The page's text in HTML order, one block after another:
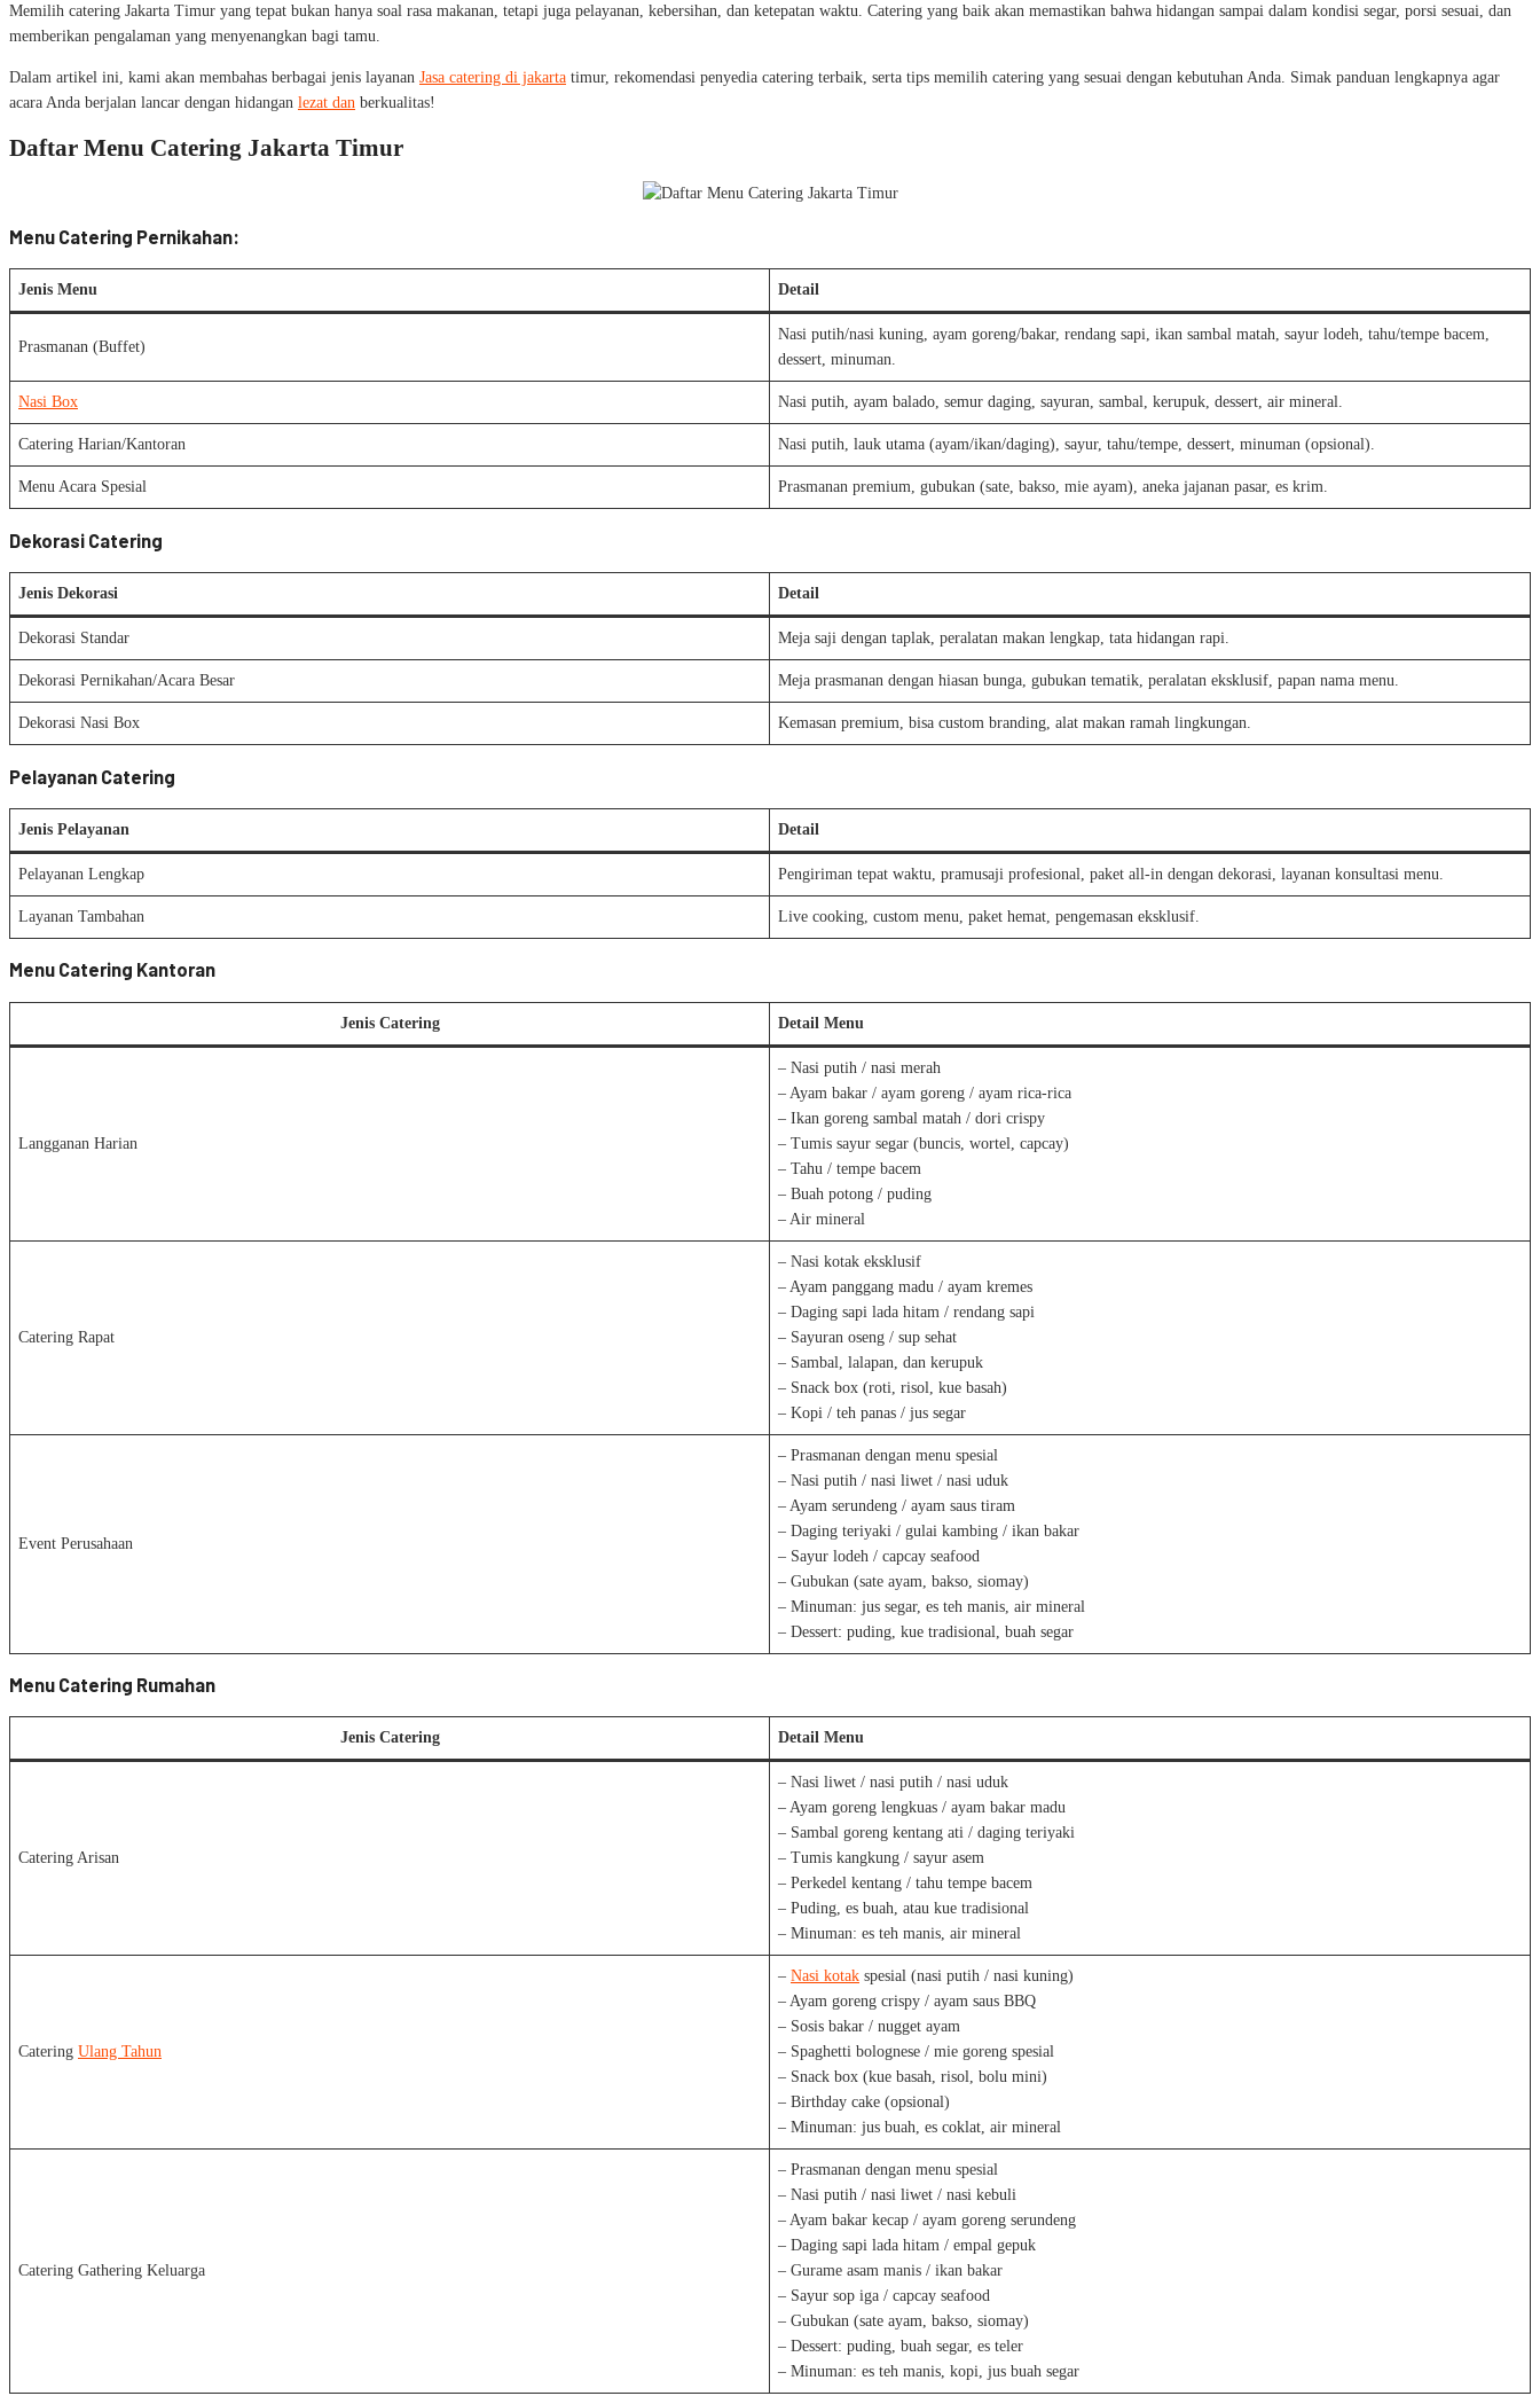
Memilih catering Jakarta Timur yang tepat bukan hanya soal rasa makanan, tetapi juga pelayanan, kebersihan, dan ketepatan waktu. Catering yang baik akan memastikan bahwa hidangan sampai dalam kondisi segar, porsi sesuai, dan
memberikan pengalaman yang menyenangkan bagi tamu.
Dalam artikel ini, kami akan membahas berbagai jenis layanan Jasa catering di jakarta timur, rekomendasi penyedia catering terbaik, serta tips memilih catering yang sesuai dengan kebutuhan Anda. Simak panduan lengkapnya agar
acara Anda berjalan lancar dengan hidangan lezat dan berkualitas!
Daftar Menu Catering Jakarta Timur
Menu Catering Pernikahan:
Jenis Menu Detail
Prasmanan (Buffet)
Nasi putih/nasi kuning, ayam goreng/bakar, rendang sapi, ikan sambal matah, sayur lodeh, tahu/tempe bacem,
dessert, minuman.
Nasi Box Nasi putih, ayam balado, semur daging, sayuran, sambal, kerupuk, dessert, air mineral.
Catering Harian/Kantoran Nasi putih, lauk utama (ayam/ikan/daging), sayur, tahu/tempe, dessert, minuman (opsional).
Menu Acara Spesial Prasmanan premium, gubukan (sate, bakso, mie ayam), aneka jajanan pasar, es krim.
Dekorasi Catering
Jenis Dekorasi Detail
Dekorasi Standar Meja saji dengan taplak, peralatan makan lengkap, tata hidangan rapi.
Dekorasi Pernikahan/Acara Besar Meja prasmanan dengan hiasan bunga, gubukan tematik, peralatan eksklusif, papan nama menu.
Dekorasi Nasi Box Kemasan premium, bisa custom branding, alat makan ramah lingkungan.
Pelayanan Catering
Jenis Pelayanan Detail
Pelayanan Lengkap Pengiriman tepat waktu, pramusaji profesional, paket all-in dengan dekorasi, layanan konsultasi menu.
Layanan Tambahan Live cooking, custom menu, paket hemat, pengemasan eksklusif.
Menu Catering Kantoran
Jenis Catering Detail Menu
Langganan Harian
– Nasi putih / nasi merah
– Ayam bakar / ayam goreng / ayam rica-rica
– Ikan goreng sambal matah / dori crispy
– Tumis sayur segar (buncis, wortel, capcay)
– Tahu / tempe bacem
– Buah potong / puding
– Air mineral
Catering Rapat
– Nasi kotak eksklusif
– Ayam panggang madu / ayam kremes
– Daging sapi lada hitam / rendang sapi
– Sayuran oseng / sup sehat
– Sambal, lalapan, dan kerupuk
– Snack box (roti, risol, kue basah)
– Kopi / teh panas / jus segar
Event Perusahaan
– Prasmanan dengan menu spesial
– Nasi putih / nasi liwet / nasi uduk
– Ayam serundeng / ayam saus tiram
– Daging teriyaki / gulai kambing / ikan bakar
– Sayur lodeh / capcay seafood
– Gubukan (sate ayam, bakso, siomay)
– Minuman: jus segar, es teh manis, air mineral
– Dessert: puding, kue tradisional, buah segar
Menu Catering Rumahan
Jenis Catering Detail Menu
Catering Arisan
– Nasi liwet / nasi putih / nasi uduk
– Ayam goreng lengkuas / ayam bakar madu
– Sambal goreng kentang ati / daging teriyaki
– Tumis kangkung / sayur asem
– Perkedel kentang / tahu tempe bacem
– Puding, es buah, atau kue tradisional
– Minuman: es teh manis, air mineral
Catering Ulang Tahun
– Nasi kotak spesial (nasi putih / nasi kuning)
– Ayam goreng crispy / ayam saus BBQ
– Sosis bakar / nugget ayam
– Spaghetti bolognese / mie goreng spesial
– Snack box (kue basah, risol, bolu mini)
– Birthday cake (opsional)
– Minuman: jus buah, es coklat, air mineral
Catering Gathering Keluarga
– Prasmanan dengan menu spesial
– Nasi putih / nasi liwet / nasi kebuli
– Ayam bakar kecap / ayam goreng serundeng
– Daging sapi lada hitam / empal gepuk
– Gurame asam manis / ikan bakar
– Sayur sop iga / capcay seafood
– Gubukan (sate ayam, bakso, siomay)
– Dessert: puding, buah segar, es teler
– Minuman: es teh manis, kopi, jus buah segar